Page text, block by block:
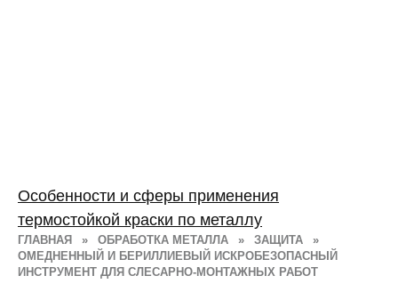
ГЛАВНАЯ » ОБРАБОТКА МЕТАЛЛА » ЗАЩИТА
»
ОМЕДНЕННЫЙ И БЕРИЛЛИЕВЫЙ ИСКРОБЕЗОПАСНЫЙ
ИНСТРУМЕНТ ДЛЯ СЛЕСАРНО-МОНТАЖНЫХ РАБОТ
Особенности и сферы применения
термостойкой краски по металлу